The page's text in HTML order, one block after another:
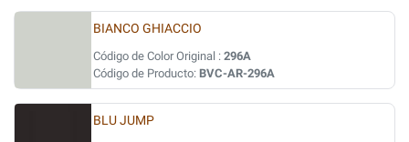
BIANCO GHIACCIO
Código de Color Original : 296A
Código de Producto: BVC-AR-296A
BLU JUMP